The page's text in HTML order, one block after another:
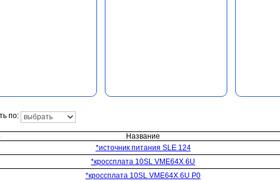
по:
Название
*источник питания SLE 124
*кроссплата 10SL VME64X 6U
*кроссплата 10SL VME64X 6U P0